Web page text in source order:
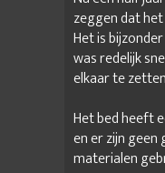
zeggen dat
Het is
was redelijk
elkaar te
Het bed heeft
en er zijn geen
materialen